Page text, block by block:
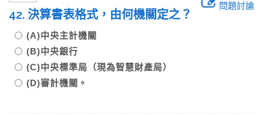
問題討論
42. 決算書表格式，由何機關定之？
(A)中央主計機關
(B)中央銀行
(C)中央標準局（現為智慧財產局）
(D)審計機關。